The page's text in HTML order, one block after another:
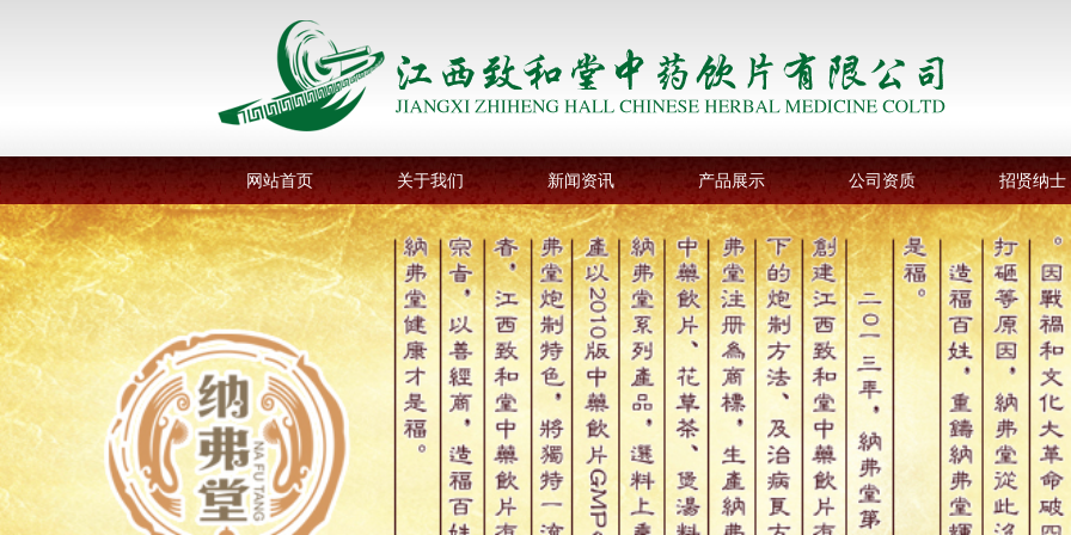
网站首页 关于我们 新闻资讯 产品展示 公司资质 招贤纳士